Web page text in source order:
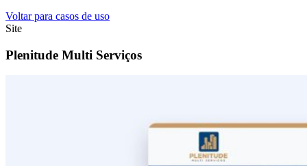
Voltar para casos de uso
Site
Plenitude Multi Serviços